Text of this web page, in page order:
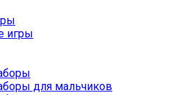
игры
для мальчиков